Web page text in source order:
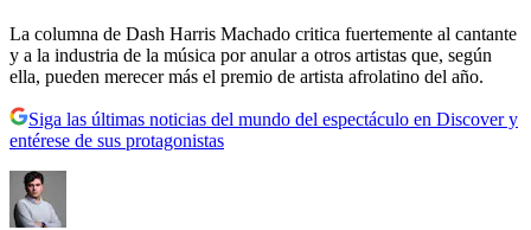
La columna de Dash Harris Machado critica fuertemente al cantante
y a la industria de la música por anular a otros artistas que, según
ella, pueden merecer más el premio de artista afrolatino del año.
Siga las últimas noticias del mundo del espectáculo en Discover y
entérese de sus protagonistas